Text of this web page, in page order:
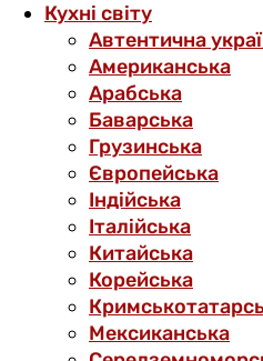
Кухні світу
Автентична
Американська
Арабська
Баварська
Грузинська
Європейська
Індійська
Італійська
Китайська
Корейська
Мексиканська